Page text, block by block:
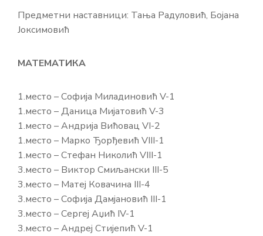
Предметни наставници: Тања Радуловић, Бојана
Јоксимовић
МАТЕМАТИКА
1.место – Софија Миладиновић V-1
1.место – Даница Мијатовић V-3
1.место – Андрија Вићовац VI-2
1.место – Марко Ђорђевић VIII-1
1.место – Стефан Николић VIII-1
3.место – Виктор Смиљански III-5
3.место – Матеј Ковачина III-4
3.место – Софија Дамјановић III-1
3.место – Сергеј Аџић IV-1
3.место – Андреј Стијепић V-1